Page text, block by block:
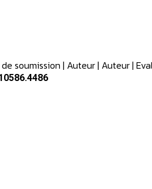
soumission | Auteur| Auteur|